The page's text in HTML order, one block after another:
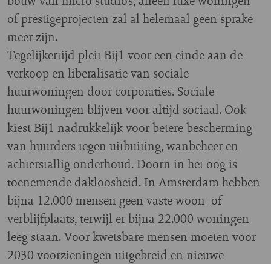
of prestigeprojecten zal al helemaal geen sprake
meer zijn.
Tegelijkertijd pleit Bij1 voor een einde aan de
verkoop en liberalisatie van sociale
huurwoningen door corporaties. Sociale
huurwoningen blijven voor altijd sociaal. Ook
kiest Bij1 nadrukkelijk voor betere bescherming
van huurders tegen uitbuiting, wanbeheer en
achterstallig onderhoud. Doorn in het oog is
toenemende dakloosheid. In Amsterdam hebben
bijna 12.000 mensen geen vaste woon- of
verblijfplaats, terwijl er bijna 22.000 woningen
leeg staan. Voor kwetsbare mensen moeten voor
2030 voorzieningen uitgebreid en nieuwe